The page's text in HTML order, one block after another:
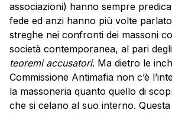
associazioni) hanno sempre
fede ed anzi hanno più volte
streghe nei confronti dei massoni
società contemporanea, al pari
teoremi accusatori. Ma dietro le
Commissione Antimafia non c’è
la massoneria quanto quello di
che si celano al suo interno.